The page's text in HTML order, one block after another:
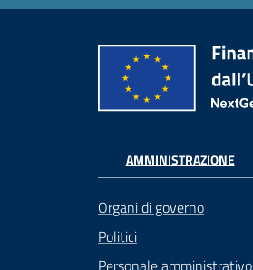
AMMINISTRAZIONE
Organi di governo
Politici